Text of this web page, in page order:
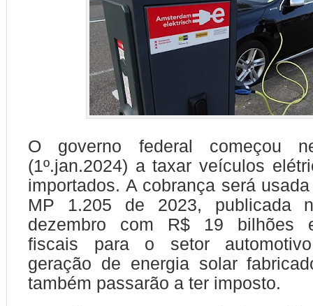
O governo federal começou
(1º.jan.2024) a taxar veículos
importados. A cobrança será
MP 1.205 de 2023, publicada
dezembro com R$ 19 bilhões
fiscais para o setor
geração de energia solar
também passarão a ter imposto.